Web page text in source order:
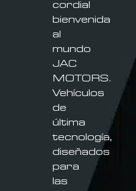
cordial
bienvenida
al
mundo
JAC
MOTORS.
Vehículos
de
última
tecnología,
diseñados
para
las